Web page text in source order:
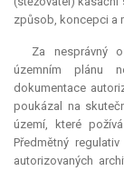
způsob, koncepci a
Za nesprávný
územním plánu
dokumentace
poukázal na
území, které
Předmětný
autorizovaných